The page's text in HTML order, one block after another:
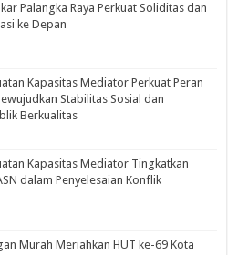
Palangka Raya Perkuat Soliditas dan
ke Depan
Kapasitas Mediator Perkuat Peran
Stabilitas Sosial dan
Berkualitas
Kapasitas Mediator Tingkatkan
dalam Penyelesaian Konflik
Murah Meriahkan HUT ke-69 Kota